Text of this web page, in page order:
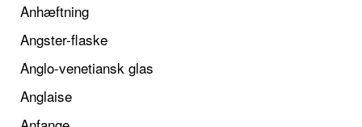
Anhæftning
Angster-flaske
Anglo-venetiansk glas
Anglaise